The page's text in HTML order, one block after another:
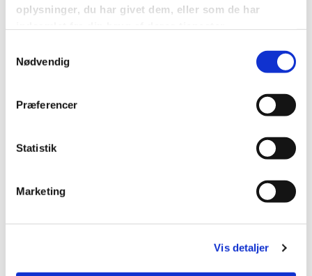
oplysninger, du har givet dem, eller som de har
Nødvendig
Præferencer
Statistik
Marketing
Vis detaljer